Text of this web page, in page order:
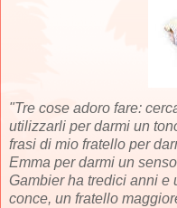
"Tre cose adoro fare:
utilizzarli per darmi un
frasi di mio fratello per
Emma per darmi un
Gambier ha tredici anni e
conce, un fratello